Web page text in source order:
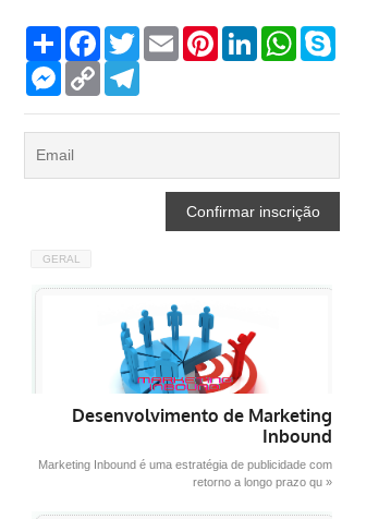
Compartilhar
Facebook
TwitterEmailPinterestLinkedInWhatsApp
Messenger
Copy
Link
GERAL
Desenvolvimento de Marketing
Inbound
Marketing Inbound é uma estratégia de publicidade com
retorno a longo prazo qu »